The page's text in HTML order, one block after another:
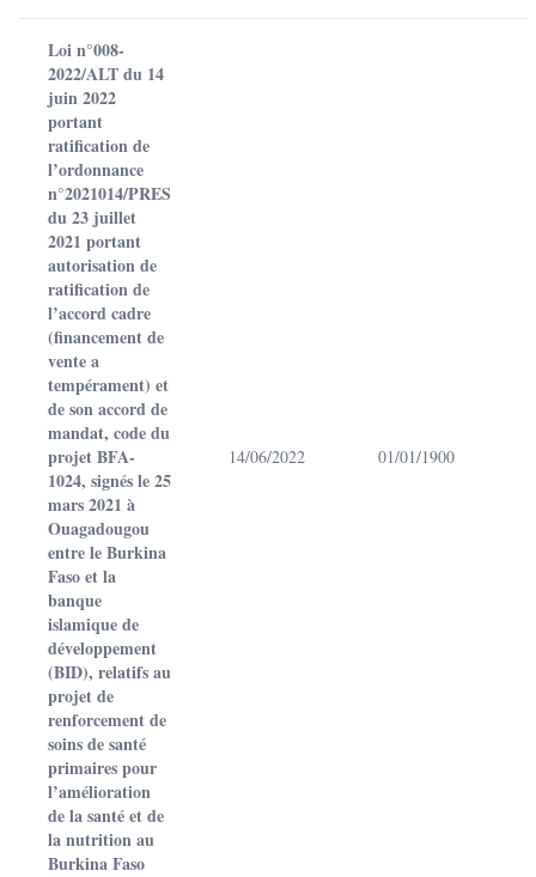
Loi n°008-
2022/ALT du 14
juin 2022
portant
ratification de
l’ordonnance
n°2021014/PRES
du 23 juillet
2021 portant
autorisation de
ratification de
l’accord cadre
(financement de
vente a
tempérament) et
de son accord de
mandat, code du
projet BFA-
1024, signés le 25
mars 2021 à
Ouagadougou
entre le Burkina
Faso et la
banque
islamique de
développement
(BID), relatifs au
projet de
renforcement de
soins de santé
primaires pour
l’amélioration
de la santé et de
la nutrition au
Burkina Faso
14/06/2022 01/01/1900